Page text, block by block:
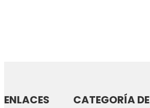
ENLACES
CATEGORÍA DE